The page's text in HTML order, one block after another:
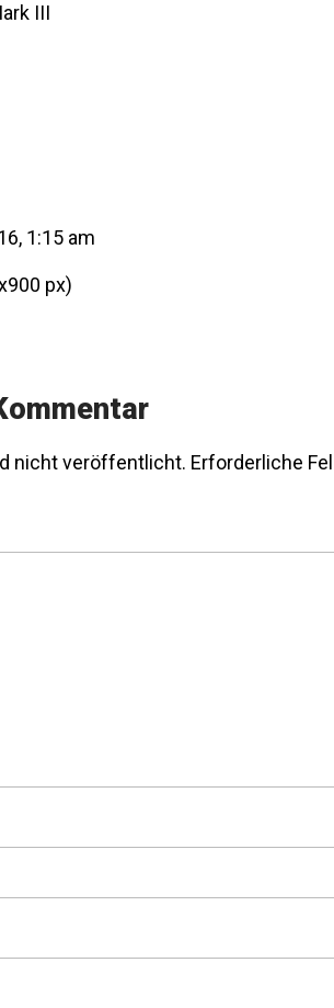
III
1:15 am
px)
nicht veröffentlicht. Erforderliche